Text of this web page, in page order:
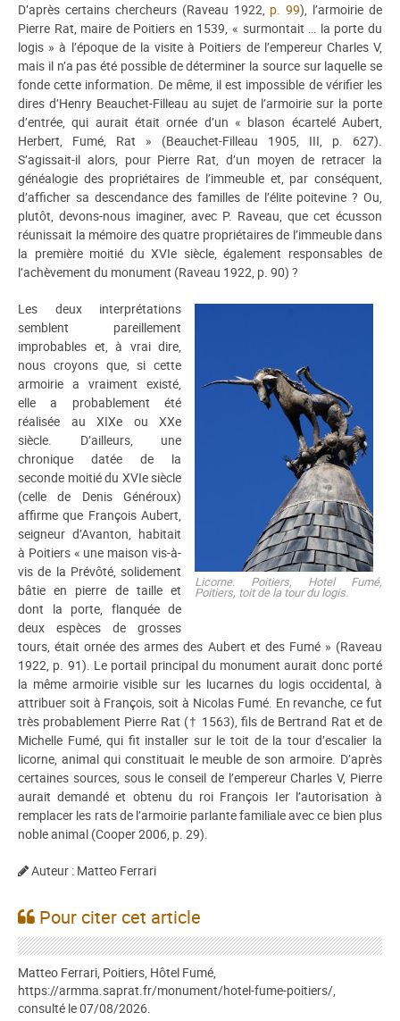
D’après certains chercheurs (Raveau 1922, p. 99), l’armoirie de
Pierre Rat, maire de Poitiers en 1539, « surmontait … la porte du
logis » à l’époque de la visite à Poitiers de l’empereur Charles V,
mais il n’a pas été possible de déterminer la source sur laquelle se
fonde cette information. De même, il est impossible de vérifier les
dires d’Henry Beauchet-Filleau au sujet de l’armoirie sur la porte
d’entrée, qui aurait était ornée d’un « blason écartelé Aubert,
Herbert, Fumé, Rat » (Beauchet-Filleau 1905, III, p. 627).
S’agissait-il alors, pour Pierre Rat, d’un moyen de retracer la
généalogie des propriétaires de l’immeuble et, par conséquent,
d’afficher sa descendance des familles de l’élite poitevine ? Ou,
plutôt, devons-nous imaginer, avec P. Raveau, que cet écusson
réunissait la mémoire des quatre propriétaires de l’immeuble dans
la première moitié du XVIe siècle, également responsables de
l’achèvement du monument (Raveau 1922, p. 90) ?
Licorne. Poitiers, Hotel Fumé,
Poitiers, toit de la tour du logis.
Les deux interprétations
semblent pareillement
improbables et, à vrai dire,
nous croyons que, si cette
armoirie a vraiment existé,
elle a probablement été
réalisée au XIXe ou XXe
siècle. D’ailleurs, une
chronique datée de la
seconde moitié du XVIe siècle
(celle de Denis Généroux)
affirme que François Aubert,
seigneur d’Avanton, habitait
à Poitiers « une maison vis-à-
vis de la Prévôté, solidement
bâtie en pierre de taille et
dont la porte, flanquée de
deux espèces de grosses
tours, était ornée des armes des Aubert et des Fumé » (Raveau
1922, p. 91). Le portail principal du monument aurait donc porté
la même armoirie visible sur les lucarnes du logis occidental, à
attribuer soit à François, soit à Nicolas Fumé. En revanche, ce fut
très probablement Pierre Rat († 1563), fils de Bertrand Rat et de
Michelle Fumé, qui fit installer sur le toit de la tour d’escalier la
licorne, animal qui constituait le meuble de son armoire. D’après
certaines sources, sous le conseil de l’empereur Charles V, Pierre
aurait demandé et obtenu du roi François Ier l’autorisation à
remplacer les rats de l’armoirie parlante familiale avec ce bien plus
noble animal (Cooper 2006, p. 29).
Auteur : Matteo Ferrari
Pour citer cet article
Matteo Ferrari, Poitiers, Hôtel Fumé,
https://armma.saprat.fr/monument/hotel-fume-poitiers/,
consulté le 07/08/2026.